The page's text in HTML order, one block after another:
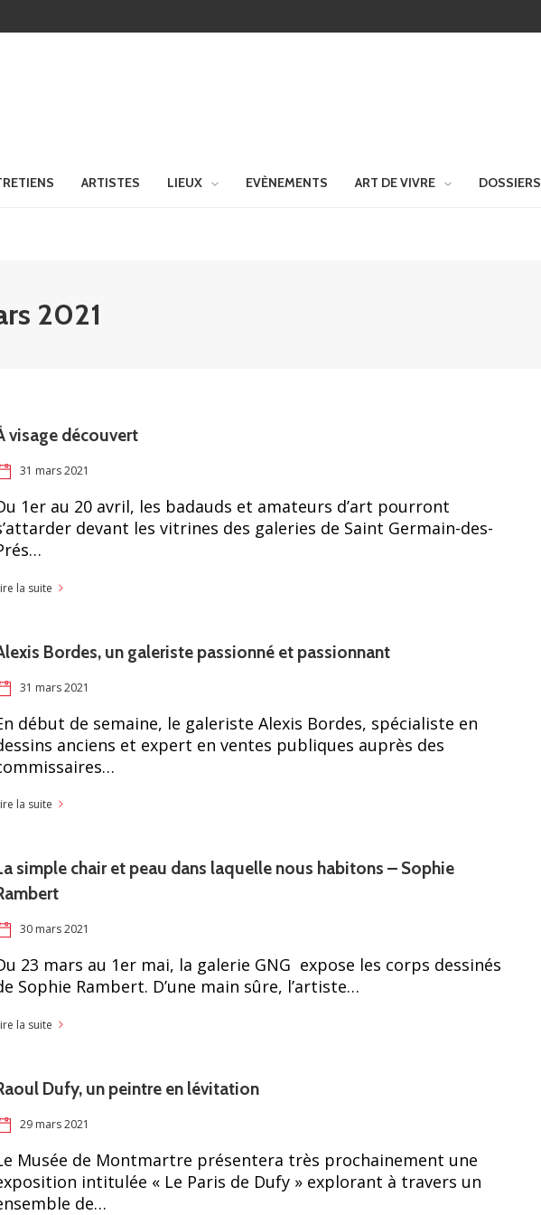
ARTISTES LIEUX EVÈNEMENTS ART DE VIVRE DOSSIERS
2021
visage découvert
31 mars 2021
1er au 20 avril, les badauds et amateurs d’art pourront
devant les vitrines des galeries de Saint Germain-des-
la suite
Bordes, un galeriste passionné et passionnant
31 mars 2021
début de semaine, le galeriste Alexis Bordes, spécialiste en
anciens et expert en ventes publiques auprès des
la suite
simple chair et peau dans laquelle nous habitons – Sophie
30 mars 2021
23 mars au 1er mai, la galerie GNG expose les corps dessinés
Sophie Rambert. D’une main sûre, l’artiste…
la suite
Dufy, un peintre en lévitation
29 mars 2021
Musée de Montmartre présentera très prochainement une
intitulée « Le Paris de Dufy » explorant à travers un
de…